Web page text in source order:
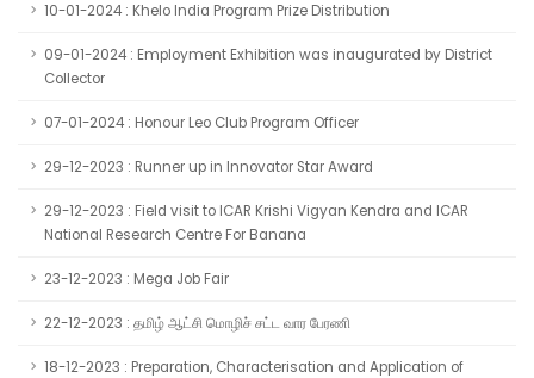
10-01-2024 : Khelo India Program Prize Distribution
09-01-2024 : Employment Exhibition was inaugurated by District
Collector
07-01-2024 : Honour Leo Club Program Officer
29-12-2023 : Runner up in Innovator Star Award
29-12-2023 : Field visit to ICAR Krishi Vigyan Kendra and ICAR
National Research Centre For Banana
23-12-2023 : Mega Job Fair
22-12-2023 : தமிழ் ஆட்சி மொழிச் சட்ட வார பேரணி
18-12-2023 : Preparation, Characterisation and Application of